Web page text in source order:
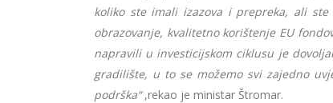
koliko ste imali izazova i prepreka, ali
obrazovanje, kvalitetno korištenje EU
napravili u investicijskom ciklusu je
gradilište, u to se možemo svi zajedno
podrška“,rekao je ministar Štromar.